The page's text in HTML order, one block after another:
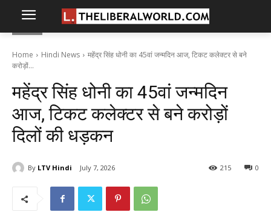
Home Hindi News
महेंद्र सिंह धोनी का 45वां जन्मदिन आज, टिकट कलेक्टर से बने
करोड़ों...
महेंद्र सिंह धोनी का 45वां जन्मदिन
आज, टिकट कलेक्टर से बने करोड़ों
दिलों की धड़कन
By LTV Hindi July 7, 2026 0
215